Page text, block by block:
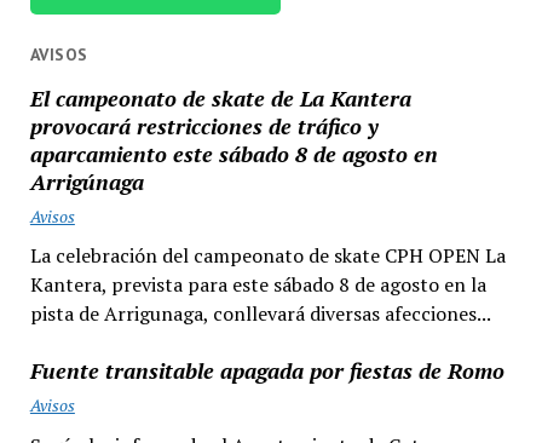
AVISOS
El campeonato de skate de La Kantera
provocará restricciones de tráfico y
aparcamiento este sábado 8 de agosto en
Arrigúnaga
Avisos
La celebración del campeonato de skate CPH OPEN La
Kantera, prevista para este sábado 8 de agosto en la
pista de Arrigunaga, conllevará diversas afecciones...
Fuente transitable apagada por fiestas de Romo
Avisos